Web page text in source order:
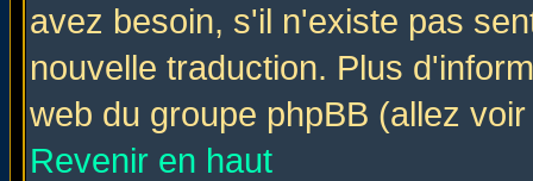
avez besoin, s'il n'existe pas
nouvelle traduction. Plus
web du groupe phpBB (allez
Revenir en haut